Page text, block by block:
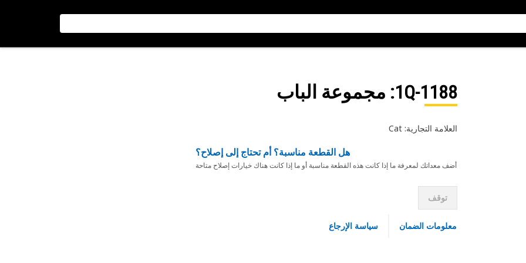
1Q-1188: مجموعة الباب
العلامة التجارية: Cat
هل القطعة مناسبة؟ أم تحتاج إلى إصلاح؟
أضف معداتك لمعرفة ما إذا كانت هذه القطعة مناسبة أو ما إذا كانت هناك خيارات إصلاح متاحة
توقف
معلومات الضمان سياسة الإرجاع